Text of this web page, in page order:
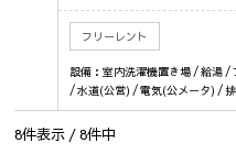
フリーレント
設備：室内洗濯機置き場 / 給湯 /
/ 水道(公営) / 電気(公メータ) /
8件表示 /8件中